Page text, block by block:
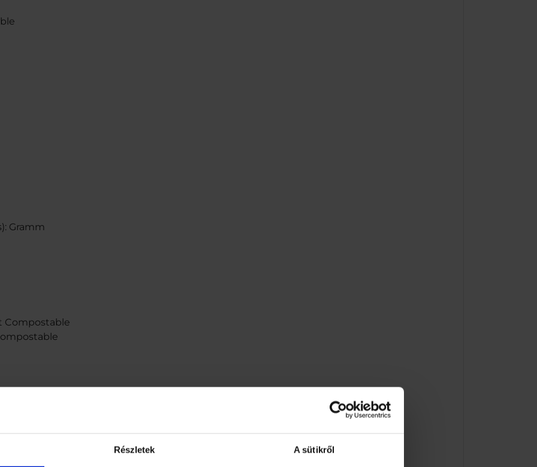
Részletek A sütikről
Gramm
Compostable